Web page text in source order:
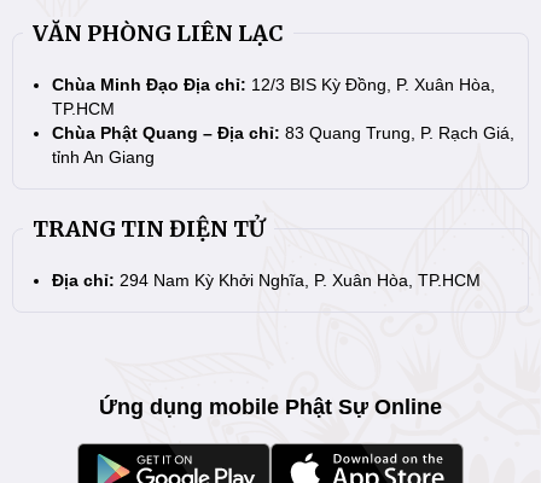
VĂN PHÒNG LIÊN LẠC
Chùa Minh Đạo Địa chỉ: 12/3 BIS Kỳ Đồng, P. Xuân Hòa,
TP.HCM
Chùa Phật Quang – Địa chỉ: 83 Quang Trung, P. Rạch Giá,
tỉnh An Giang
TRANG TIN ĐIỆN TỬ
Địa chỉ: 294 Nam Kỳ Khởi Nghĩa, P. Xuân Hòa, TP.HCM
Ứng dụng mobile Phật Sự Online